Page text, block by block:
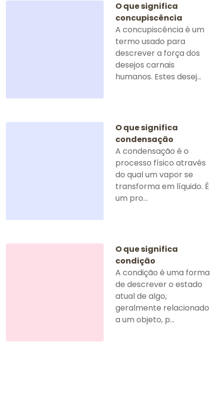
O que significa
concupiscência
A concupiscência é um
termo usado para
descrever a força dos
desejos carnais
humanos. Estes desej...
O que significa
condensação
A condensação é o
processo físico através
do qual um vapor se
transforma em líquido. É
um pro...
O que significa
condição
A condição é uma forma
de descrever o estado
atual de algo,
geralmente relacionado
a um objeto, p...